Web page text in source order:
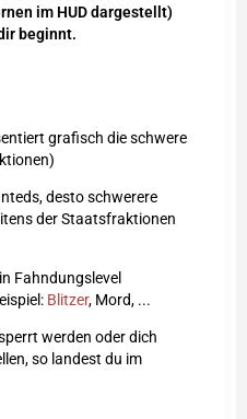
im HUD dargestellt)
beginnt.
grafisch die schwere
desto schwerere
der Staatsfraktionen
Fahndungslevel
Blitzer, Mord, ...
werden oder dich
so landest du im